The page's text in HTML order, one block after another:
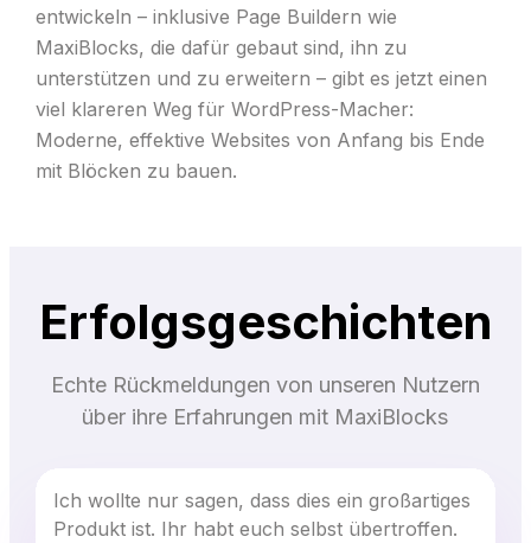
entwickeln – inklusive Page Buildern wie
MaxiBlocks, die dafür gebaut sind, ihn zu
unterstützen und zu erweitern – gibt es jetzt einen
viel klareren Weg für WordPress-Macher:
Moderne, effektive Websites von Anfang bis Ende
mit Blöcken zu bauen.
Erfolgsgeschichten
Echte Rückmeldungen von unseren Nutzern
über ihre Erfahrungen mit MaxiBlocks
Ich wollte nur sagen, dass dies ein großartiges
Produkt ist. Ihr habt euch selbst übertroffen.